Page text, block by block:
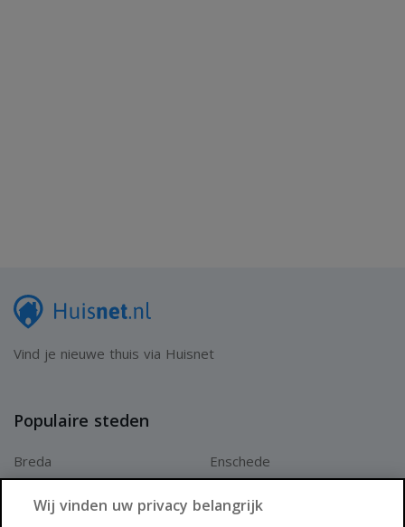
Vind je nieuwe thuis via Huisnet
Populaire steden
Breda
Enschede
Wij vinden uw privacy belangrijk